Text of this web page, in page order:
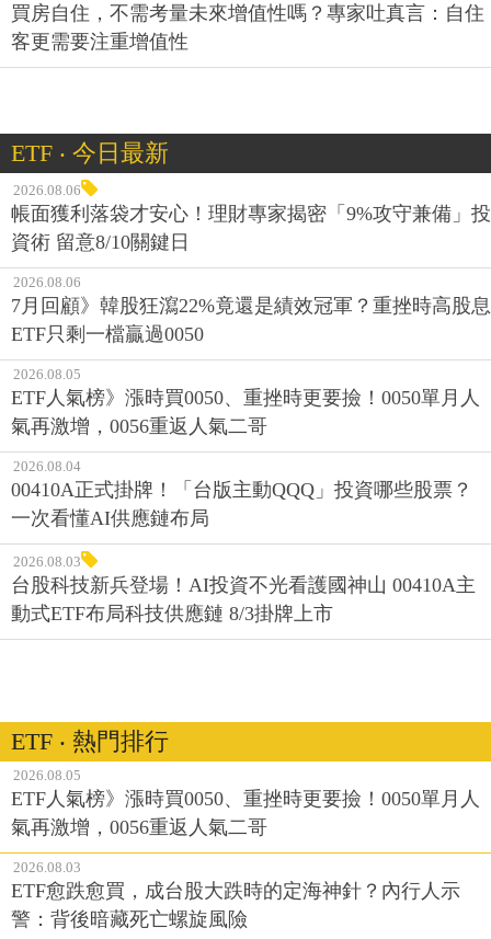
買房自住，不需考量未來增值性嗎？專家吐真言：自住
客更需要注重增值性
ETF ‧ 今日最新
2026.08.06
帳面獲利落袋才安心！理財專家揭密「9%攻守兼備」投
資術 留意8/10關鍵日
2026.08.06
7月回顧》韓股狂瀉22%竟還是績效冠軍？重挫時高股息
ETF只剩一檔贏過0050
2026.08.05
ETF人氣榜》漲時買0050、重挫時更要撿！0050單月人
氣再激增，0056重返人氣二哥
2026.08.04
00410A正式掛牌！「台版主動QQQ」投資哪些股票？
一次看懂AI供應鏈布局
2026.08.03
台股科技新兵登場！AI投資不光看護國神山 00410A主
動式ETF布局科技供應鏈 8/3掛牌上市
ETF ‧ 熱門排行
2026.08.05
ETF人氣榜》漲時買0050、重挫時更要撿！0050單月人
氣再激增，0056重返人氣二哥
2026.08.03
ETF愈跌愈買，成台股大跌時的定海神針？內行人示
警：背後暗藏死亡螺旋風險